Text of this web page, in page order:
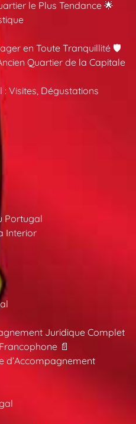
le Plus Tendance 🌟
en Toute Tranquillité 🛡️
Quartier de la Capitale
Visites, Dégustations
Portugal
Interior
Juridique Complet
📄
d’Accompagnement